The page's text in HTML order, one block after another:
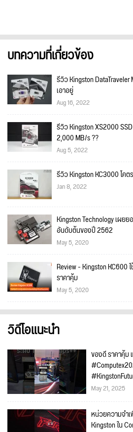
บทความที่เกี่ยวข้อง
รีวิว Kingston
เอาอยู่
Aug 16, 2022
รีวิว Kingston XS2000
2,000 MB/s ??
Aug 5, 2022
รีวิว Kingston KC3000 โค
Jan 8, 2022
Kingston Technology เผย
อันดับต้นของปี 2562
May 5, 2020
Review - Kingston
ราคาคุ้ม
May 5, 2020
วิดีโอแนะนำ
ของดี ราคาคุ้ม
May 21, 2025
หน่วยความจำ
Kingston ใน